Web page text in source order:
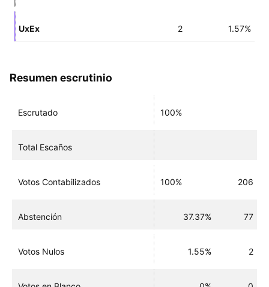
UxEx 2 1.57%
Resumen escrutinio
Escrutado 100%
Total Escaños
Votos Contabilizados 100% 206
Abstención 37.37% 77
Votos Nulos 1.55% 2